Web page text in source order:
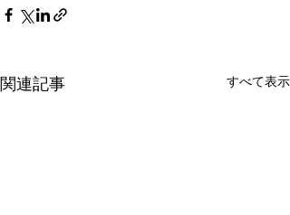
関連記事 すべて表示